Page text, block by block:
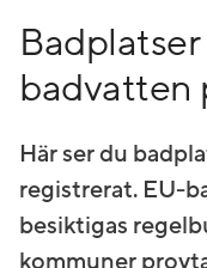
badvatten
Här ser du
registrerat. EU-
besiktigas